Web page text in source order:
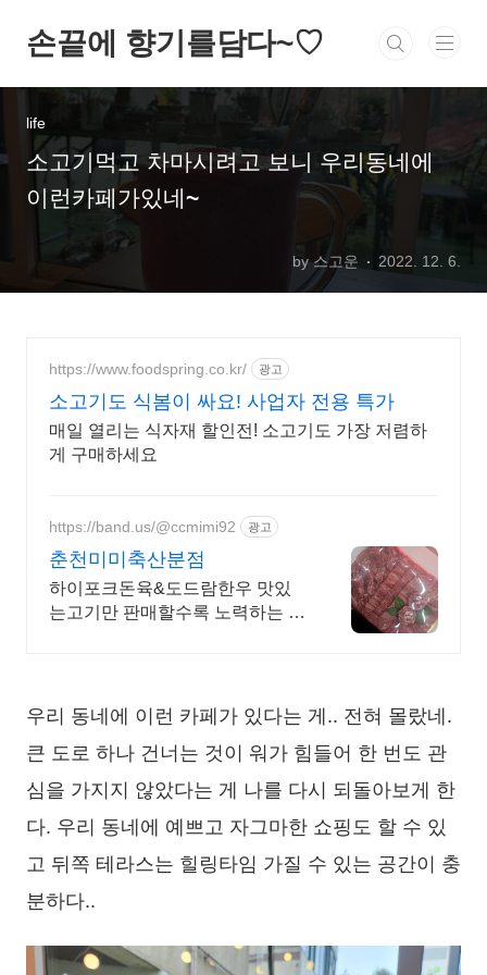
손끝에 향기를담다~♡
life
소고기먹고 차마시려고 보니 우리동네에
이런카페가있네~
by 스고운 2022. 12. 6.
https://www.foodspring.co.kr/ 광고
소고기도 식봄이 싸요! 사업자 전용 특가
매일 열리는 식자재 할인전! 소고기도 가장 저렴하
게 구매하세요
https://band.us/@ccmimi92 광고
춘천미미축산분점
하이포크돈육&도드람한우 맛있
는고기만 판매할수록 노력하는 정
우리 동네에 이런 카페가 있다는 게.. 전혀 몰랐네.
큰 도로 하나 건너는 것이 워가 힘들어 한 번도 관
심을 가지지 않았다는 게 나를 다시 되돌아보게 한
다. 우리 동네에 예쁘고 자그마한 쇼핑도 할 수 있
고 뒤쪽 테라스는 힐링타임 가질 수 있는 공간이 충
분하다..